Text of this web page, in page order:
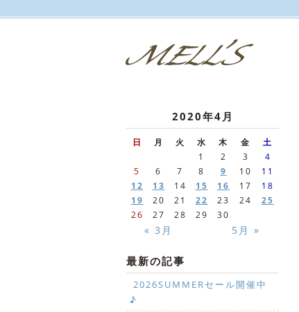
2020年4月
日 月 火 水 木 金 土
« 3月 5月 »
1 2 3
4
5
6 7 8 9 10
11
12
13 14 15 16 17
18
19
20 21 22 23 24
25
26
27 28 29 30
最新の記事
2026SUMMERセール開催中
♪